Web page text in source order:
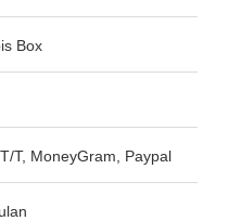
Box
T, MoneyGram, Paypal